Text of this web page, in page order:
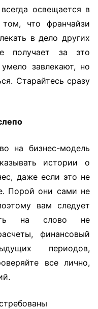
освещается в
что франчайзи
в дело других
получает за это
завлекают, но
Старайтесь сразу
на бизнес-модель
истории о
даже если это не
Порой они сами не
вам следует
на слово не
финансовый
периодов,
все лично,